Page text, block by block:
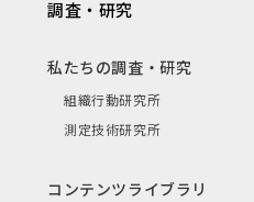
調査・研究
私たちの調査・研究
組織行動研究所
測定技術研究所
コンテンツライブラリ